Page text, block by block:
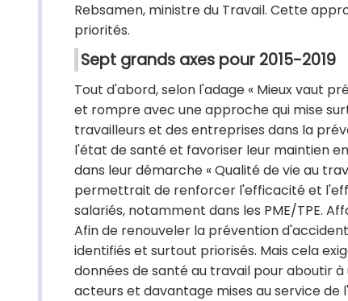
Rebsamen, ministre du Travail. Cette
priorités.
Sept grands axes pour 2015-2019
Tout d'abord, selon l'adage « Mieux vaut
et rompre avec une approche qui mise
travailleurs et des entreprises dans la
l'état de santé et favoriser leur maintien
dans leur démarche « Qualité de vie au
permettrait de renforcer l'efficacité et
salariés, notamment dans les PME/TPE.
Afin de renouveler la prévention
identifiés et surtout priorisés. Mais cela
données de santé au travail pour aboutir
acteurs et davantage mises au service